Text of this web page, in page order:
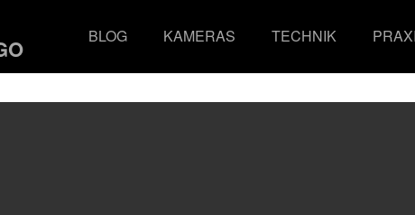
BLOG KAMERAS TECHNIK